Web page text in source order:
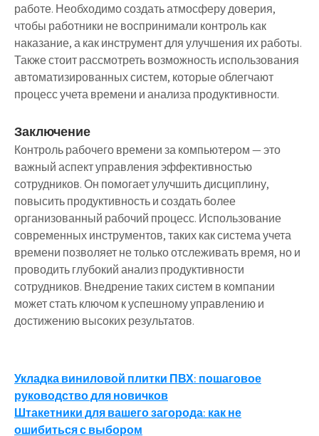
работе. Необходимо создать атмосферу доверия,
чтобы работники не воспринимали контроль как
наказание, а как инструмент для улучшения их работы.
Также стоит рассмотреть возможность использования
автоматизированных систем, которые облегчают
процесс учета времени и анализа продуктивности.
Заключение
Контроль рабочего времени за компьютером — это
важный аспект управления эффективностью
сотрудников. Он помогает улучшить дисциплину,
повысить продуктивность и создать более
организованный рабочий процесс. Использование
современных инструментов, таких как система учета
времени позволяет не только отслеживать время, но и
проводить глубокий анализ продуктивности
сотрудников. Внедрение таких систем в компании
может стать ключом к успешному управлению и
достижению высоких результатов.
Навигация
по
Укладка виниловой плитки ПВХ: пошаговое
руководство для новичков
Штакетники для вашего загорода: как не
ошибиться с выбором